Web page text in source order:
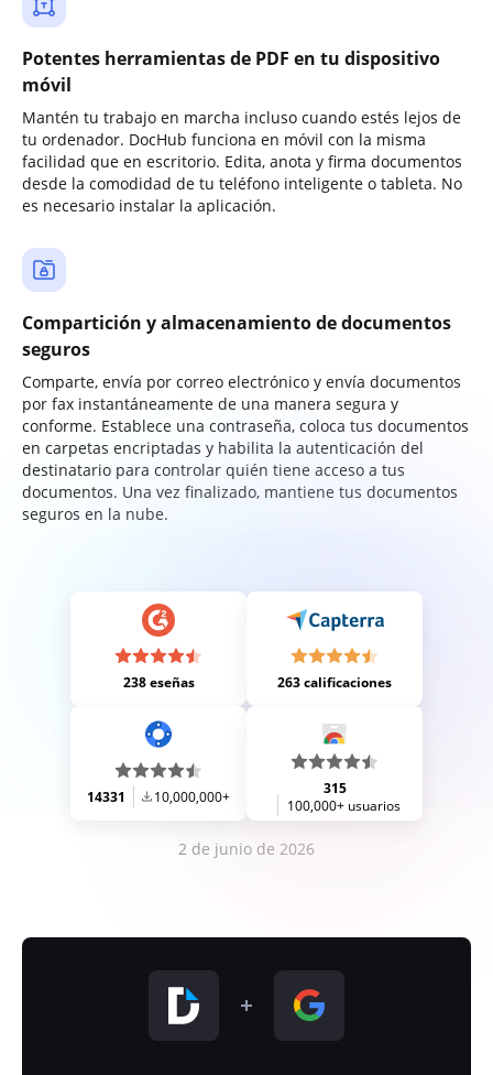
Potentes herramientas de PDF en tu dispositivo
móvil
Mantén tu trabajo en marcha incluso cuando estés lejos de
tu ordenador. DocHub funciona en móvil con la misma
facilidad que en escritorio. Edita, anota y firma documentos
desde la comodidad de tu teléfono inteligente o tableta. No
es necesario instalar la aplicación.
Compartición y almacenamiento de documentos
seguros
Comparte, envía por correo electrónico y envía documentos
por fax instantáneamente de una manera segura y
conforme. Establece una contraseña, coloca tus documentos
en carpetas encriptadas y habilita la autenticación del
destinatario para controlar quién tiene acceso a tus
documentos. Una vez finalizado, mantiene tus documentos
seguros en la nube.
238 eseñas 263 calificaciones
14331 10,000,000+
315
100,000+ usuarios
2 de junio de 2026